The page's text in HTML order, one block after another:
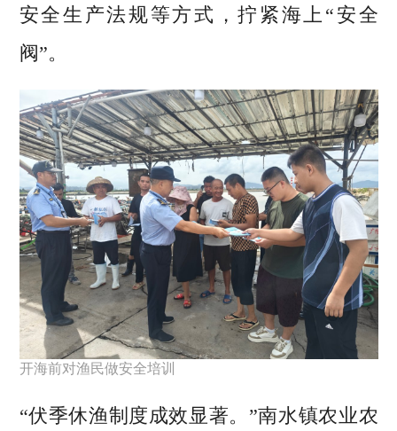
安全生产法规等方式，拧紧海上“安全
阀”。
开海前对渔民做安全培训
“伏季休渔制度成效显著。”南水镇农业农